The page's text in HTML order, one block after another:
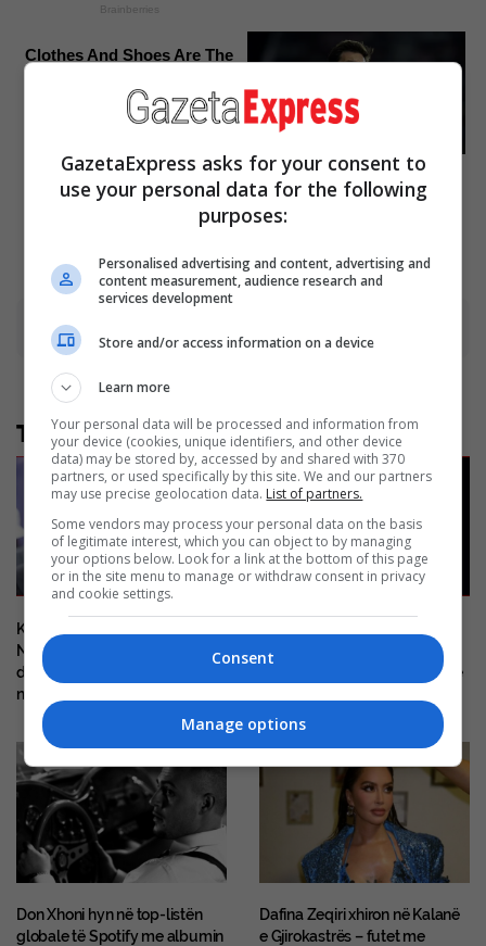
Brainberries
Clothes And Shoes Are The
Family!
Brainberries
10 Incredible FIFA 2026
Facts You Probably Missed
Të tjera nga rubrika
Kaos në koncertin e Jay-Z në
New York, turma të mëdha
dhe disa fansa kërkojnë
ndihmë mjekësore
skenën shqiptare, do të
performojë krah Yll Limanit në
Don Xhoni hyn në top-listën
globale të Spotify me albumin
Dafina Zeqiri xhiron në Kalanë
e Gjirokastrës – futet me
GazetaExpress asks for your consent to
use your personal data for the following
purposes:
Personalised advertising and content, advertising and
content measurement, audience research and
services development
Store and/or access information on a device
Learn more
Your personal data will be processed and information from
your device (cookies, unique identifiers, and other device
data) may be stored by, accessed by and shared with 370
partners, or used specifically by this site. We and our partners
may use precise geolocation data. List of partners.
Some vendors may process your personal data on the basis
of legitimate interest, which you can object to by managing
your options below. Look for a link at the bottom of this page
or in the site menu to manage or withdraw consent in privacy
and cookie settings.
Consent
Manage options